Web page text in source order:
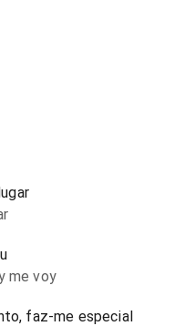
me voy
faz-me especial